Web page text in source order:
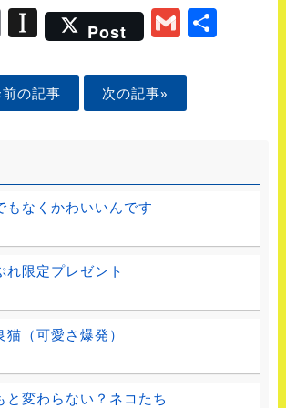
Email
Instapaper
Post Gmail
の記事 次の記事»
もなくかわいいんです
れ限定プレゼント
猫（可愛さ爆発）
と変わらない？ネコたち